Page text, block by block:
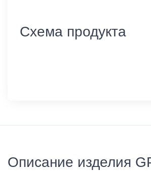
Схема продукта
Описание изделия